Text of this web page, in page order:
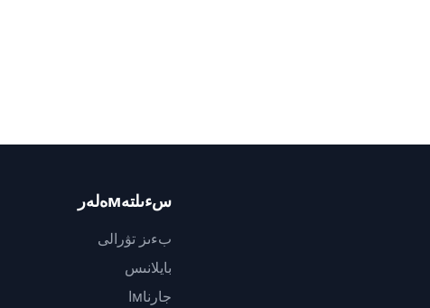
سءىلتەмەلەر
بءىز تۋرالى
بايلانىس
جارناмا